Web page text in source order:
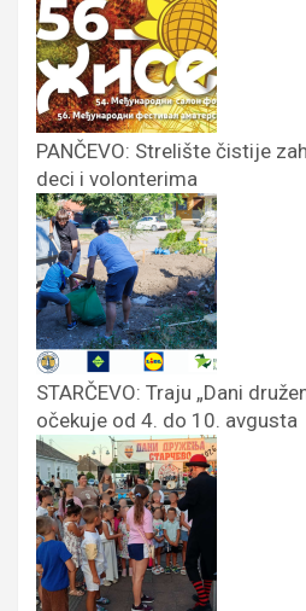
PANČEVO: Strelište čistije
deci i volonterima
STARČEVO: Traju „Dani
očekuje od 4. do 10. avgusta